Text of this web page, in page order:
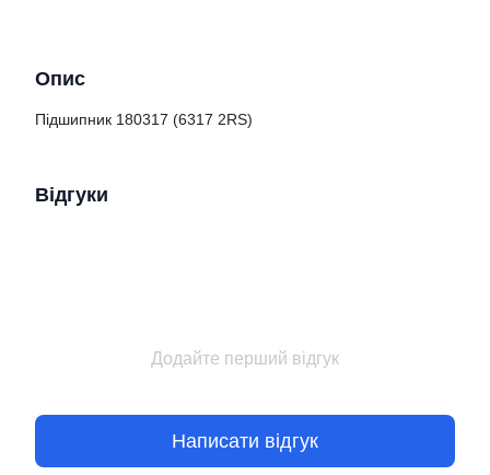
Опис
Підшипник 180317 (6317 2RS)
Відгуки
Додайте перший відгук
Написати відгук